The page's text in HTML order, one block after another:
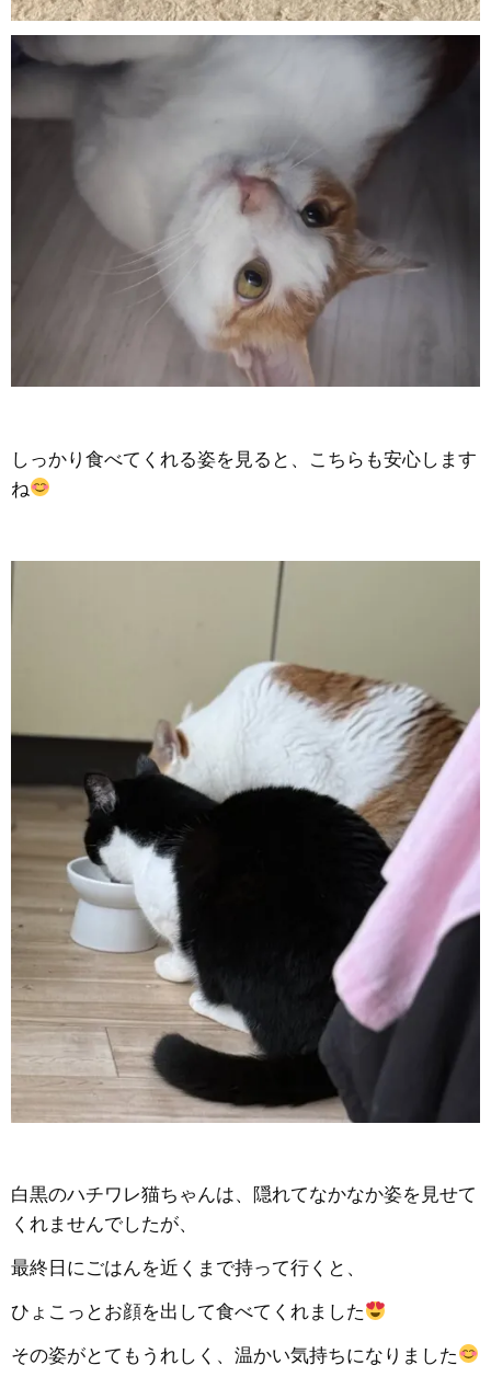
しっかり食べてくれる姿を見ると、こちらも安心します
ね
白黒のハチワレ猫ちゃんは、隠れてなかなか姿を見せて
くれませんでしたが、
最終日にごはんを近くまで持って行くと、
ひょこっとお顔を出して食べてくれました
その姿がとてもうれしく、温かい気持ちになりました